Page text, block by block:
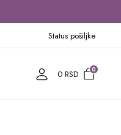
Status pošiljke
0RSD 0